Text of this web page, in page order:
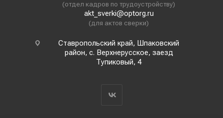
(отдел кадров по трудоустройству)
akt_sverki@optorg.ru
(для актов сверки)
Ставропольский край, Шпаковский
район, с. Верхнерусское, заезд
Тупиковый, 4